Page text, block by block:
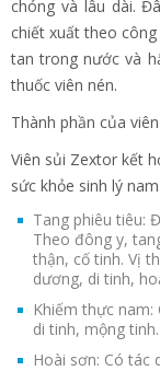
chóng và lâu dài.
chiết xuất theo
tan trong nước và
thuốc viên nén.
Thành phần của
Viên sủi Zextor kết
sức khỏe sinh lý
Tang phiêu tiêu:
Theo đông y,
thận, cố tinh. Vị
dương, di tinh,
Khiếm thực
di tinh, mộng tinh.
Hoài sơn: Có tác